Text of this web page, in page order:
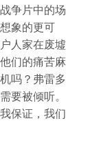
争片中的场
象的更可
人家在废墟
们的痛苦麻
吗？弗雷多
要被倾听。
保证，我们